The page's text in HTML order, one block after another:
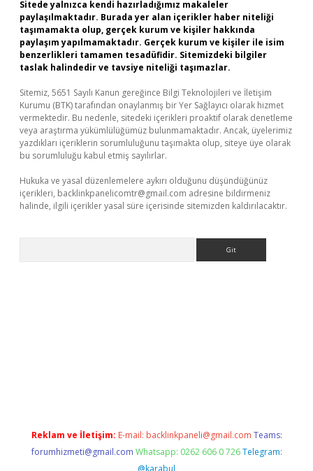
Sitede yalnızca kendi hazırladığımız makaleler
paylaşılmaktadır. Burada yer alan içerikler haber niteliği
taşımamakta olup, gerçek kurum ve kişiler hakkında
paylaşım yapılmamaktadır. Gerçek kurum ve kişiler ile isim
benzerlikleri tamamen tesadüfidir. Sitemizdeki bilgiler
taslak halindedir ve tavsiye niteliği taşımazlar.
Sitemiz, 5651 Sayılı Kanun gereğince Bilgi Teknolojileri ve İletişim
Kurumu (BTK) tarafından onaylanmış bir Yer Sağlayıcı olarak hizmet
vermektedir. Bu nedenle, sitedeki içerikleri proaktif olarak denetleme
veya araştırma yükümlülüğümüz bulunmamaktadır. Ancak, üyelerimiz
yazdıkları içeriklerin sorumluluğunu taşımakta olup, siteye üye olarak
bu sorumluluğu kabul etmiş sayılırlar.
Hukuka ve yasal düzenlemelere aykırı olduğunu düşündüğünüz
içerikleri, backlinkpanelicomtr@gmail.com adresine bildirmeniz
halinde, ilgili içerikler yasal süre içerisinde sitemizden kaldırılacaktır.
Reklam ve İletişim: E-mail: backlinkpaneli@gmail.com Teams:
forumhizmeti@gmail.com Whatsapp: 0262 606 0 726 Telegram:
@karabul